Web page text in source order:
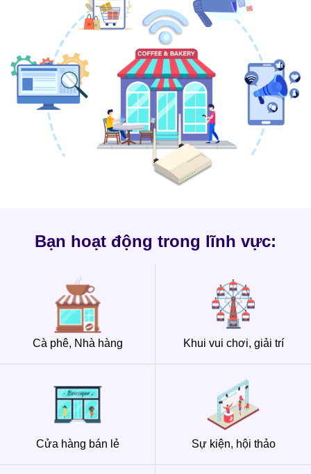
Bạn hoạt động trong lĩnh vực:
Cà phê, Nhà hàng Khui vui chơi, giải trí
Cửa hàng bán lẻ Sự kiện, hội thảo